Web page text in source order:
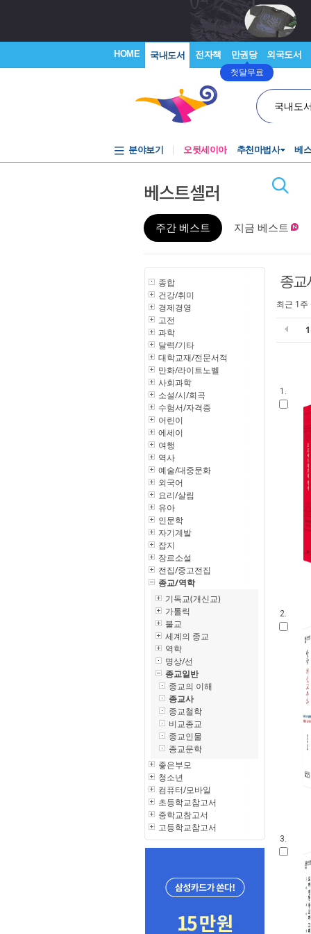
HOME 국내도서 전자책 만권당
첫달무료
외국도서
국내도
분야보기 오뒷세이아 추천마법사 베
베스트셀러
주간 베스트 지금 베스트
종합
건강/취미
경제경영
고전
과학
달력/기타
대학교재/전문서적
만화/라이트노벨
사회과학
소설/시/희곡
수험서/자격증
어린이
에세이
여행
역사
예술/대중문화
외국어
요리/살림
유아
인문학
자기계발
잡지
장르소설
전집/중고전집
종교/역학
기독교(개신교)
가톨릭
불교
세계의 종교
역학
명상/선
종교일반
종교의 이해
종교사
종교철학
비교종교
종교인물
종교문학
좋은부모
청소년
컴퓨터/모바일
초등학교참고서
중학교참고서
고등학교참고서
종교
최근 1
1.
2.
3.